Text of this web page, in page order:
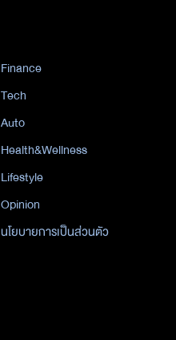
Finance
Tech
Auto
Health&Wellness
Lifestyle
Opinion
นโยบายการเป็นส่วนตัว